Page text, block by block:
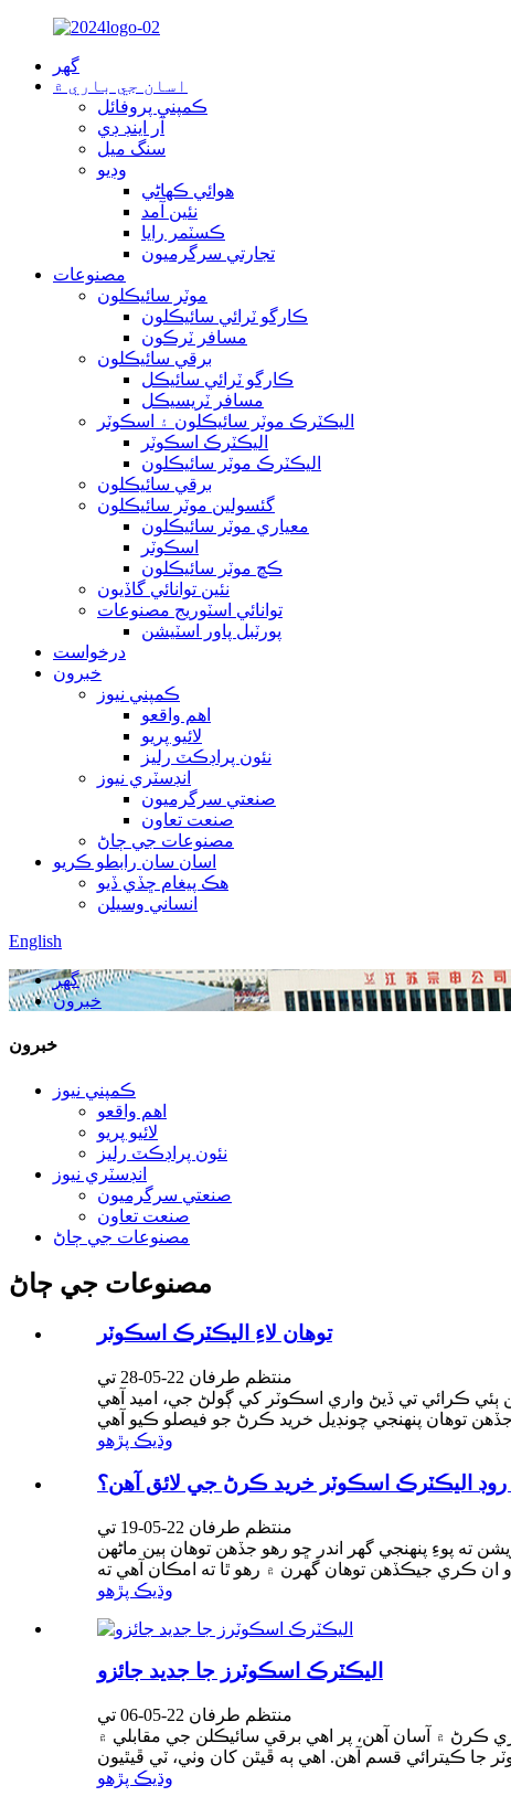
گهر
اسان جي باري ۾
ڪمپني پروفائل
آر اينڊ ڊي
سنگ ميل
وڊيو
هوائي ڪهاڻي
نئين آمد
ڪسٽمر رايا
تجارتي سرگرميون
مصنوعات
موٽر سائيڪلون
ڪارگو ٽرائي سائيڪلون
مسافر ٽرڪون
برقي سائيڪلون
ڪارگو ٽرائي سائيڪل
مسافر ٽريسيڪل
اليڪٽرڪ موٽر سائيڪلون ۽ اسڪوٽر
اليڪٽرڪ اسڪوٽر
اليڪٽرڪ موٽر سائيڪلون
برقي سائيڪلون
گئسولين موٽر سائيڪلون
معياري موٽر سائيڪلون
اسڪوٽر
ڪڇ موٽر سائيڪلون
نئين توانائي گاڏيون
توانائي اسٽوريج مصنوعات
پورٽبل پاور اسٽيشن
درخواست
خبرون
ڪمپني نيوز
اهم واقعو
لائيو پريو
نئون پراڊڪٽ رليز
انڊسٽري نيوز
صنعتي سرگرميون
صنعت تعاون
مصنوعات جي ڄاڻ
اسان سان رابطو ڪريو
هڪ پيغام ڇڏي ڏيو
انساني وسيلن
English
گهر
خبرون
خبرون
ڪمپني نيوز
اهم واقعو
لائيو پريو
نئون پراڊڪٽ رليز
انڊسٽري نيوز
صنعتي سرگرميون
صنعت تعاون
مصنوعات جي ڄاڻ
مصنوعات جي ڄاڻ
توهان لاءِ اليڪٽرڪ اسڪوٽر
منتظم طرفان 22-05-28 تي
ڪرائي تي ڏيڻ واري اسڪوٽر کي ڳولڻ جي، اميد آهي
وڌيڪ پڙهو
اليڪٽرڪ اسڪوٽر خريد ڪرڻ جي لائق آهن؟
منتظم طرفان 22-05-19 تي
ته پوءِ پنهنجي گهر اندر ڇو رهو جڏهن توهان ٻين ماڻهن
وڌيڪ پڙهو
اليڪٽرڪ اسڪوٽرز جا جديد جائزو
منتظم طرفان 22-05-06 تي
ڪرڻ ۾ آسان آهن، پر اهي برقي سائيڪلن جي مقابلي ۾
وڌيڪ پڙهو